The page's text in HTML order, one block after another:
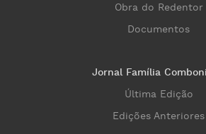
Obra do Redentor
Documentos
Jornal Família
Última Edição
Edições Anteriores